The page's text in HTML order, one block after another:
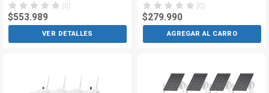
(0)
$553.989
VER DETALLES
(0)
$279.990
AGREGAR AL CARRO